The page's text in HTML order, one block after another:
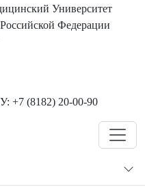
Университет
Федерации
(8182) 20-00-90